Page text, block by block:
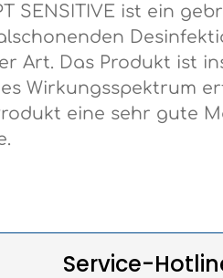
SENSITIVE ist ein
Art. Das Produkt ist
Wirkungsspektrum
eine sehr gute
Service-